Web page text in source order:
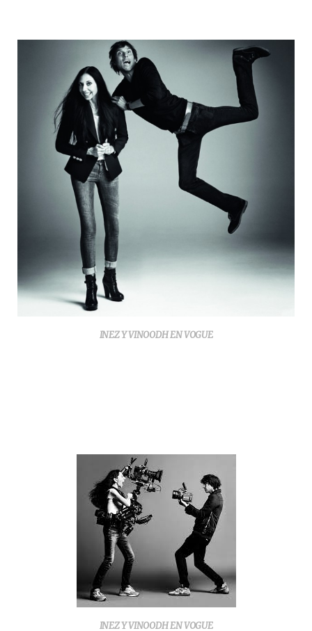
INEZ Y VINOODH EN VOGUE
INEZ Y VINOODH EN VOGUE